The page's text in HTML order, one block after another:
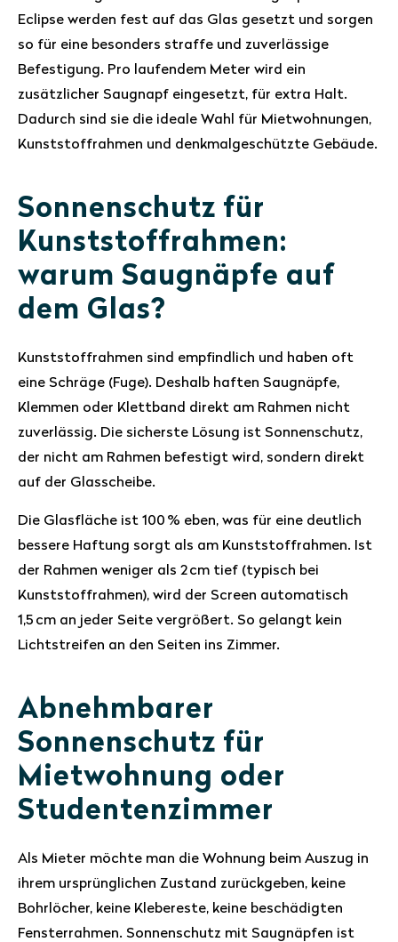
Eclipse werden fest auf das Glas gesetzt und sorgen
so für eine besonders straffe und zuverlässige
Befestigung. Pro laufendem Meter wird ein
zusätzlicher Saugnapf eingesetzt, für extra Halt.
Dadurch sind sie die ideale Wahl für Mietwohnungen,
Kunststoffrahmen und denkmalgeschützte Gebäude.
Sonnenschutz für
Kunststoffrahmen:
warum Saugnäpfe auf
dem Glas?
Kunststoffrahmen sind empfindlich und haben oft
eine Schräge (Fuge). Deshalb haften Saugnäpfe,
Klemmen oder Klettband direkt am Rahmen nicht
zuverlässig. Die sicherste Lösung ist Sonnenschutz,
der nicht am Rahmen befestigt wird, sondern direkt
auf der Glasscheibe.
Die Glasfläche ist 100 % eben, was für eine deutlich
bessere Haftung sorgt als am Kunststoffrahmen. Ist
der Rahmen weniger als 2 cm tief (typisch bei
Kunststoffrahmen), wird der Screen automatisch
1,5 cm an jeder Seite vergrößert. So gelangt kein
Lichtstreifen an den Seiten ins Zimmer.
Abnehmbarer
Sonnenschutz für
Mietwohnung oder
Studentenzimmer
Als Mieter möchte man die Wohnung beim Auszug in
ihrem ursprünglichen Zustand zurückgeben, keine
Bohrlöcher, keine Klebereste, keine beschädigten
Fensterrahmen. Sonnenschutz mit Saugnäpfen ist